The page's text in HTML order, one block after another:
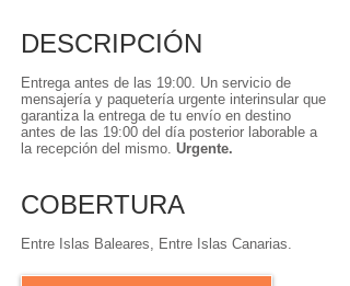
DESCRIPCIÓN
Entrega antes de las 19:00. Un servicio de
mensajería y paquetería urgente interinsular que
garantiza la entrega de tu envío en destino
antes de las 19:00 del día posterior laborable a
la recepción del mismo. Urgente.
COBERTURA
Entre Islas Baleares, Entre Islas Canarias.